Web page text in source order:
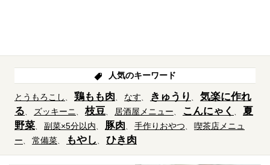
人気のキーワード
とうもろこし 鶏もも肉 なす きゅうり
気楽に作れ
る
ズッキーニ 枝豆 居酒屋メニュー こんにゃく
夏
野菜
副菜×5分以内 豚肉 手作りおやつ
喫茶店メニュ
ー
常備菜 もやし ひき肉